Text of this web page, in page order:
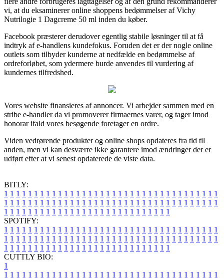
vi, at du eksaminerer online shoppens bedømmelser af Vichy
Nutrilogie 1 Dagcreme 50 ml inden du køber.
Facebook præsterer derudover egentlig stabile løsninger til at få
indtryk af e-handlens kundefokus. Foruden det er der nogle online
outlets som tilbyder kunderne at nedfælde en bedømmelse af
ordreforløbet, som ydermere burde anvendes til vurdering af
kundernes tilfredshed.
Vores website finansieres af annoncer. Vi arbejder sammen med en
stribe e-handler da vi promoverer firmaernes varer, og tager imod
honorar ifald vores besøgende foretager en ordre.
Viden vedrørende produkter og online shops opdateres fra tid til
anden, men vi kan desværre ikke garantere imod ændringer der er
udført efter at vi senest opdaterede de viste data.
BITLY:
1 1 1 1 1 1 1 1 1 1 1 1 1 1 1 1 1 1 1 1 1 1 1 1 1 1 1 1 1 1 1 1 1 1 1 1
1 1 1 1 1 1 1 1 1 1 1 1 1 1 1 1 1 1 1 1 1 1 1 1 1 1 1 1 1 1 1 1 1 1 1 1
1 1 1 1 1 1 1 1 1 1 1 1 1 1 1 1 1 1 1 1 1 1 1 1 1 1 1 1
SPOTIFY:
1 1 1 1 1 1 1 1 1 1 1 1 1 1 1 1 1 1 1 1 1 1 1 1 1 1 1 1 1 1 1 1 1 1 1 1
1 1 1 1 1 1 1 1 1 1 1 1 1 1 1 1 1 1 1 1 1 1 1 1 1 1 1 1 1 1 1 1 1 1 1 1
1 1 1 1 1 1 1 1 1 1 1 1 1 1 1 1 1 1 1 1 1 1 1 1 1 1 1 1
CUTTLY BIO:
1
1 1 1 1 1 1 1 1 1 1 1 1 1 1 1 1 1 1 1 1 1 1 1 1 1 1 1 1 1 1 1 1 1 1 1 1